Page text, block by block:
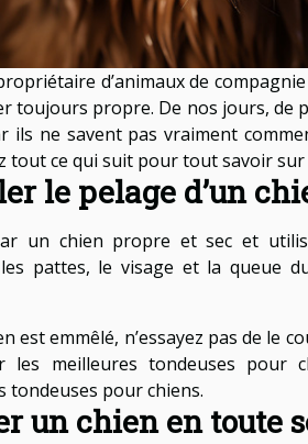
d’animaux de
toujours propre. De nos jours, de
ils ne savent pas vraiment
tout ce qui suit pour tout savoir
le pelage d’un
un chien propre et sec et
pattes, le visage et la queue
est emmêlé, n’essayez pas de le
les meilleures tondeuses pour
tondeuses pour chiens.
un chien en toute